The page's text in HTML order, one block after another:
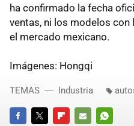
ha confirmado la fecha
ventas, ni los modelos con
el mercado mexicano.
Imágenes: Hongqi
TEMAS Industria